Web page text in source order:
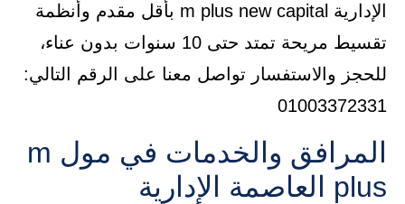
الإدارية m plus new capital بأقل مقدم وأنظمة
تقسيط مريحة تمتد حتى 10 سنوات بدون عناء،
للحجز والاستفسار تواصل معنا على الرقم التالي:
01003372331
المرافق والخدمات في مول m
plus العاصمة الإدارية